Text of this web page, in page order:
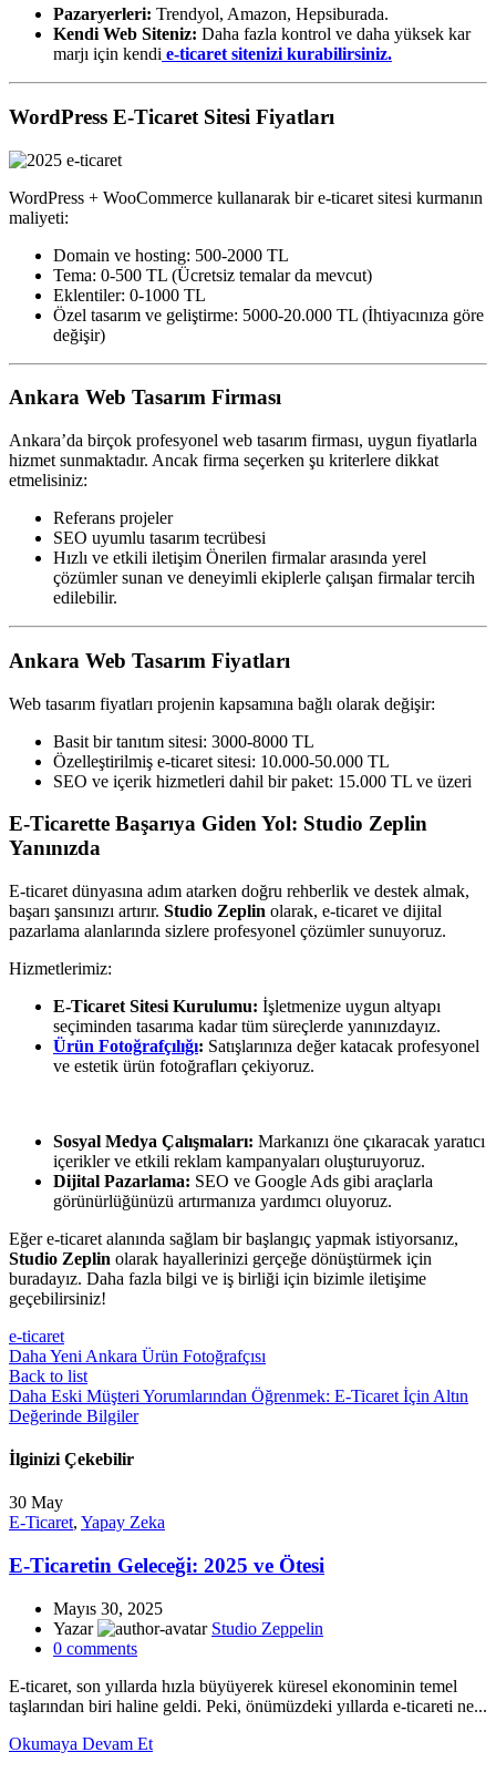
Pazaryerleri: Trendyol, Amazon, Hepsiburada.
Kendi Web Siteniz: Daha fazla kontrol ve daha yüksek kar
marjı için kendi e-ticaret sitenizi kurabilirsiniz.
WordPress E-Ticaret Sitesi Fiyatları
WordPress + WooCommerce kullanarak bir e-ticaret sitesi kurmanın
maliyeti:
Domain ve hosting: 500-2000 TL
Tema: 0-500 TL (Ücretsiz temalar da mevcut)
Eklentiler: 0-1000 TL
Özel tasarım ve geliştirme: 5000-20.000 TL (İhtiyacınıza göre
değişir)
Ankara Web Tasarım Firması
Ankara’da birçok profesyonel web tasarım firması, uygun fiyatlarla
hizmet sunmaktadır. Ancak firma seçerken şu kriterlere dikkat
etmelisiniz:
Referans projeler
SEO uyumlu tasarım tecrübesi
Hızlı ve etkili iletişim Önerilen firmalar arasında yerel
çözümler sunan ve deneyimli ekiplerle çalışan firmalar tercih
edilebilir.
Ankara Web Tasarım Fiyatları
Web tasarım fiyatları projenin kapsamına bağlı olarak değişir:
Basit bir tanıtım sitesi: 3000-8000 TL
Özelleştirilmiş e-ticaret sitesi: 10.000-50.000 TL
SEO ve içerik hizmetleri dahil bir paket: 15.000 TL ve üzeri
E-Ticarette Başarıya Giden Yol: Studio Zeplin
Yanınızda
E-ticaret dünyasına adım atarken doğru rehberlik ve destek almak,
başarı şansınızı artırır. Studio Zeplin olarak, e-ticaret ve dijital
pazarlama alanlarında sizlere profesyonel çözümler sunuyoruz.
Hizmetlerimiz:
E-Ticaret Sitesi Kurulumu: İşletmenize uygun altyapı
seçiminden tasarıma kadar tüm süreçlerde yanınızdayız.
Ürün Fotoğrafçılığı: Satışlarınıza değer katacak profesyonel
ve estetik ürün fotoğrafları çekiyoruz.
Sosyal Medya Çalışmaları: Markanızı öne çıkaracak yaratıcı
içerikler ve etkili reklam kampanyaları oluşturuyoruz.
Dijital Pazarlama: SEO ve Google Ads gibi araçlarla
görünürlüğünüzü artırmanıza yardımcı oluyoruz.
Eğer e-ticaret alanında sağlam bir başlangıç yapmak istiyorsanız,
Studio Zeplin olarak hayallerinizi gerçeğe dönüştürmek için
buradayız. Daha fazla bilgi ve iş birliği için bizimle iletişime
geçebilirsiniz!
e-ticaret
Daha Yeni Ankara Ürün Fotoğrafçısı
Back to list
Daha Eski Müşteri Yorumlarından Öğrenmek: E-Ticaret İçin Altın
Değerinde Bilgiler
İlginizi Çekebilir
30 May
E-Ticaret, Yapay Zeka
E-Ticaretin Geleceği: 2025 ve Ötesi
Mayıs 30, 2025
Yazar
Studio Zeppelin
0 comments
E-ticaret, son yıllarda hızla büyüyerek küresel ekonominin temel
taşlarından biri haline geldi. Peki, önümüzdeki yıllarda e-ticareti ne...
Okumaya Devam Et